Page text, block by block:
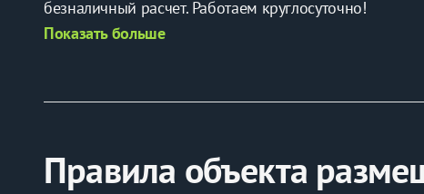
безналичный расчет. Работаем круглосуточно!
Показать больше
Правила объекта